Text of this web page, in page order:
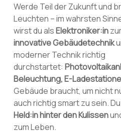
Werde Teil der Zukunft und
Leuchten – im wahrsten
wirst du alsElektroniker:in
innovative Gebäudetechnik
moderner Technik richtig
durchstartet:
Beleuchtung, E-
Gebäude braucht, um nicht
auch richtig smart zu sein.
Held:in hinter den Kulissen
zum Leben.